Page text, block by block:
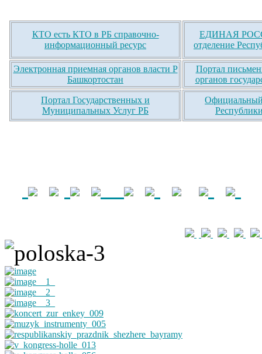
КТО есть КТО в РБ справочно-
информационный ресурс
ЕДИНАЯ
отделение
Электронная приемная органов власти Р
Башкортостан
Портал
органов
Портал Государственных и
Муниципальных Услуг РБ
Официальный